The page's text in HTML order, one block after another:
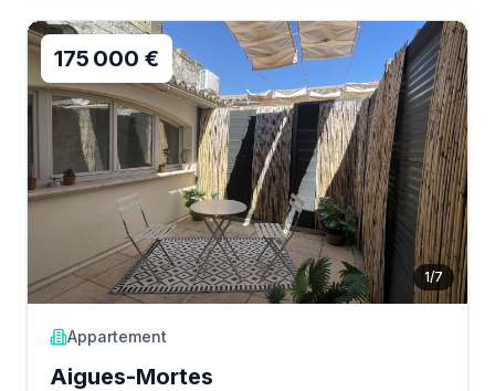
1/7
175 000 €
Appartement
Aigues-Mortes